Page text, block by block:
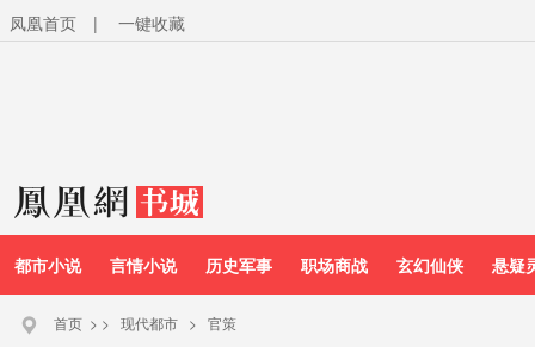
凤凰首页 | 一键收藏
都市小说 言情小说 历史军事 职场商战 玄幻仙侠 悬疑
首页 > > 现代都市 > 官策